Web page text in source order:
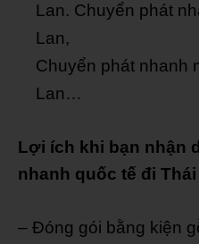
Lan. Chuyển phát
Lan,
Chuyển phát nhanh
Lan…
Lợi ích khi bạn nhận
nhanh quốc tế đi
– Đóng gói bằng kiện